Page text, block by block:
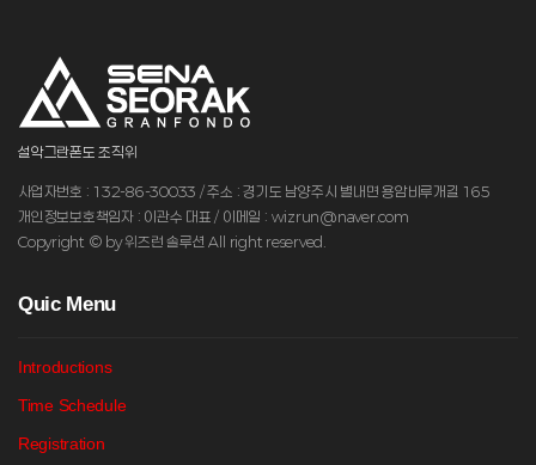
설악그란폰도 조직위
사업자번호 : 132-86-30033 / 주소 : 경기도 남양주시 별내면 용암비루개길 165
개인정보보호책임자 : 이관수 대표 / 이메일 : wizrun@naver.com
Copyright © by 위즈런 솔루션 All right reserved.
Quic Menu
Introductions
Time Schedule
Registration